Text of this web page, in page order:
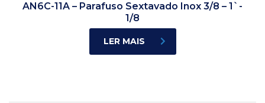
AN6C-11A – Parafuso Sextavado Inox 3/8 – 1`-
1/8
LER MAIS